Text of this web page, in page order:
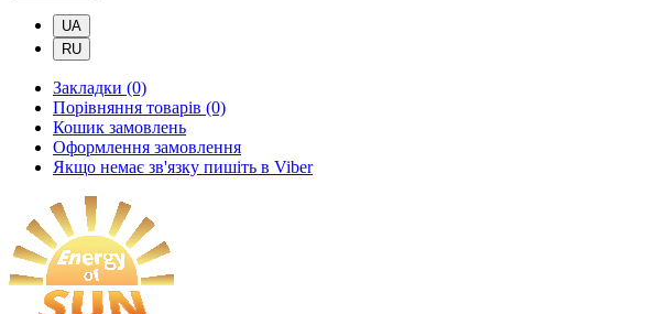
UA
RU
Закладки (0)
Порівняння товарів (0)
Кошик замовлень
Оформлення замовлення
Якщо немає зв'язку пишіть в Viber